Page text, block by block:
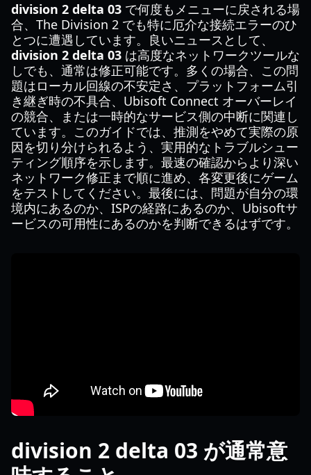
division 2 delta 03 で何度もメニューに戻される場
合、The Division 2 でも特に厄介な接続エラーのひ
とつに遭遇しています。良いニュースとして、
division 2 delta 03 は高度なネットワークツールな
しでも、通常は修正可能です。多くの場合、この問
題はローカル回線の不安定さ、プラットフォーム引
き継ぎ時の不具合、Ubisoft Connect オーバーレイ
の競合、または一時的なサービス側の中断に関連し
ています。このガイドでは、推測をやめて実際の原
因を切り分けられるよう、実用的なトラブルシュー
ティング順序を示します。最速の確認からより深い
ネットワーク修正まで順に進め、各変更後にゲーム
をテストしてください。最後には、問題が自分の環
境内にあるのか、ISPの経路にあるのか、Ubisoftサ
ービスの可用性にあるのかを判断できるはずです。
division 2 delta 03 が通常意